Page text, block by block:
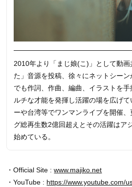
2010年より「まじ娘(こ)」として動
た」音源を投稿、徐々にネットシー
でも作詞、作曲、編曲、イラストを
ルチな才能を発揮し活躍の場を広げ
ーや台湾等でワンマンライブを開催
グ総再生数2億回超えとその活躍はア
始めている。
・Official Site :www.majiko.net
・YouTube : https://www.youtube.com/